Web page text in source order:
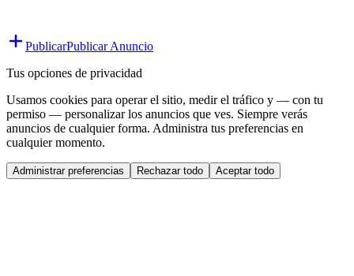
PublicarPublicar Anuncio
Tus opciones de privacidad
Usamos cookies para operar el sitio, medir el tráfico y — con tu
permiso — personalizar los anuncios que ves. Siempre verás
anuncios de cualquier forma. Administra tus preferencias en
cualquier momento.
Administrar preferencias Rechazar todo Aceptar todo